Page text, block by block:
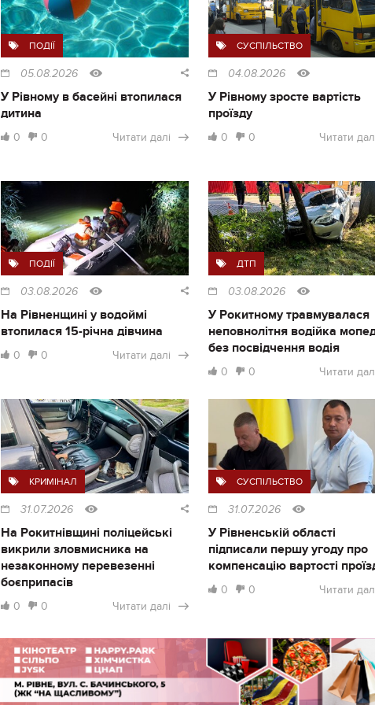
ПОДІЇ
05.08.2026
У Рівному в басейні втопилася
дитина
0 0 Читати далі
СУСПІЛЬСТВО
04.08.2026
У Рівному зросте вартість
проїзду
0 0 Читати
ПОДІЇ
03.08.2026
На Рівненщині у водоймі
втопилася 15-річна дівчина
0 0 Читати далі
ДТП
03.08.2026
У Рокитному травмувалася
неповнолітня водійка
без посвідчення водія
0 0 Читати
КРИМІНАЛ
31.07.2026
На Рокитнівщині поліцейські
викрили зловмисника на
незаконному перевезенні
боєприпасів
0 0 Читати далі
СУСПІЛЬСТВО
31.07.2026
У Рівненській області
підписали першу угоду про
компенсацію вартості
0 0 Читати